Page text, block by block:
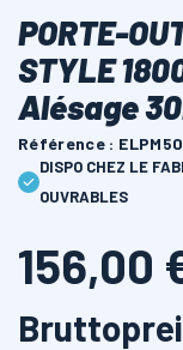
PORTE-
STYLE
Alésage
Référence :
DISPO CHEZ LE
OUVRABLES
156,00